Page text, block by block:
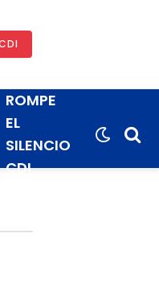
ROMPE
EL
SILENCIO
CDI